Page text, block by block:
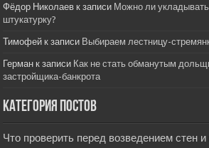
Фёдор Николаев к записи Можно ли
штукатурку?
Тимофей к записи Выбираем лестницу-
Герман к записи Как не стать обманутым
застройщика-банкрота
Категория постов
Что проверить перед возведением стен